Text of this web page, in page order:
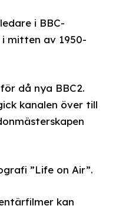
i BBC-
i mitten av 1950-
då nya BBC2.
kanalen över till
”Life on Air”.
kan